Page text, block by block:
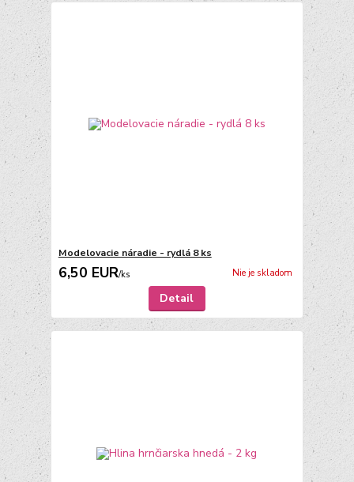
Modelovacie náradie - rydlá 8 ks
6,50 EUR/ks Nie je skladom
Detail